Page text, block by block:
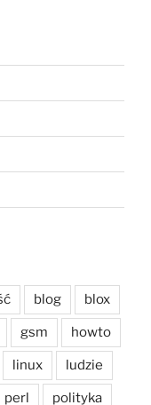
blog blox
gsm howto
linux ludzie
perl polityka